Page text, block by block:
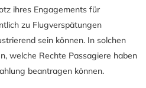
ihres Engagements für
zu Flugverspätungen
sein können. In solchen
welche Rechte Passagiere haben
beantragen können.